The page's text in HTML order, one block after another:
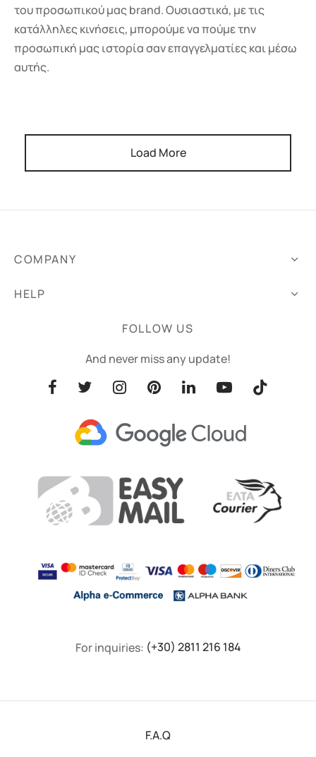
του προσωπικού μας brand. Ουσιαστικά, με τις
κατάλληλες κινήσεις, μπορούμε να πούμε την
προσωπική μας ιστορία σαν επαγγελματίες και μέσω
αυτής.
Load More
COMPANY
HELP
FOLLOW US
And never miss any update!
For inquiries: (+30) 2811 216 184
F.A.Q